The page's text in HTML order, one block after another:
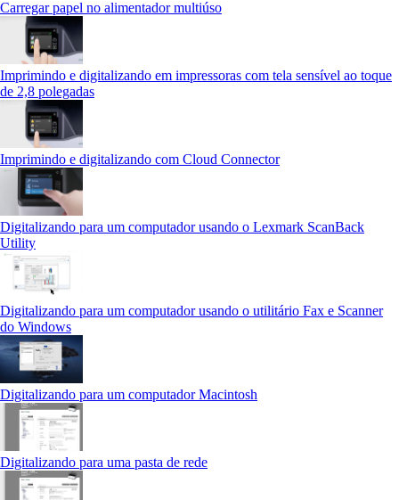
Carregar papel no alimentador multiúso
Imprimindo e digitalizando em impressoras com tela sensível ao toque
de 2,8 polegadas
Imprimindo e digitalizando com Cloud Connector
Digitalizando para um computador usando o Lexmark ScanBack
Utility
Digitalizando para um computador usando o utilitário Fax e Scanner
do Windows
Digitalizando para um computador Macintosh
Digitalizando para uma pasta de rede